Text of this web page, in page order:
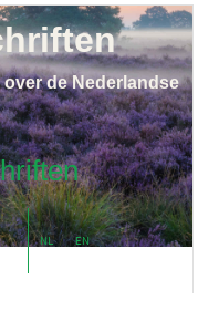
NL EN
de Nederlandse